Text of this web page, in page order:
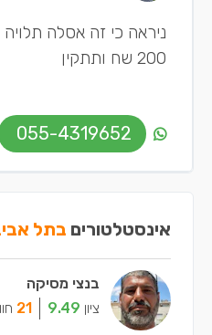
ניראה כי זה אסלה
200 שח ותתקין
055-4319652
אינסטלטורים בתל
בנצי מסיקה
ציון 9.49
21